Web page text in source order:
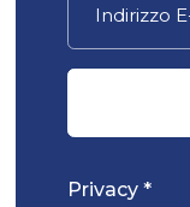
Privacy *